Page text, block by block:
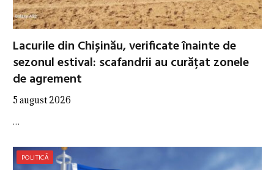
Lacurile din Chișinău, verificate înainte de
sezonul estival: scafandrii au curățat zonele
de agrement
5 august 2026
…
POLITICĂ